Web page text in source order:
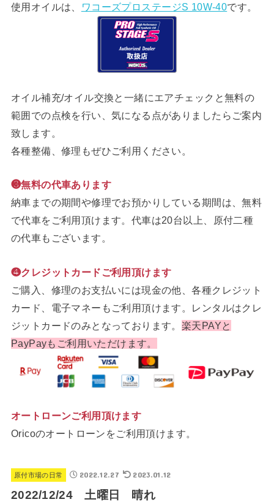
使用オイルは、
ワコーズプロステージS 10W-40です。
オイル補充/オイル交換と一緒にエアチェックと無料の
範囲での点検を行い、気になる点がありましたらご案内
致します。
各種整備、修理もぜひご利用ください。
❸無料の代車あります
納車までの期間や修理でお預かりしている期間は、無料
で代車をご利用頂けます。代車は20台以上、原付二種
の代車もございます。
❹クレジットカードご利用頂けます
ご購入、修理のお支払いには現金の他、各種クレジット
カード、電子マネーもご利用頂けます。レンタルはクレ
ジットカードのみとなっております。 楽天PAYと
PayPayもご利用いただけます。
オートローンご利用頂けます
Oricoのオートローンをご利用頂けます。
原付市場の日常 2022.12.27 2023.01.12
2022/12/24 土曜日 晴れ